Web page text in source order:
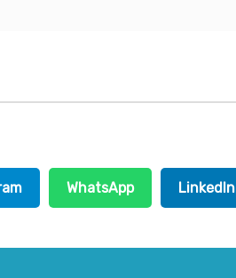
LinkedIn
WhatsApp